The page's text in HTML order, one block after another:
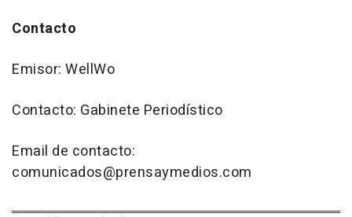
Contacto
Emisor: WellWo
Contacto: Gabinete Periodístico
Email de contacto:
comunicados@prensaymedios.com